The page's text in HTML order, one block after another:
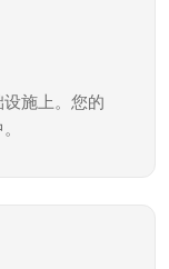
施上。您的